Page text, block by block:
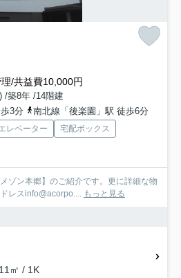
/共益費10,000円
/築8年 /14階建
3分
南北線「後楽園」駅 徒歩6分
レベーター
宅配ボックス
ゾン本郷】のご紹介です。更に詳細な物
レスinfo@acorpo.... もっと見る
㎡ / 1K